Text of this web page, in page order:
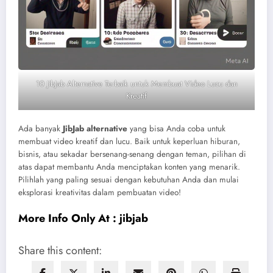
10 JibJab Alternative Terbaik untuk Membuat Video Lucu dan
Kreatif
Ada banyak JibJab alternative yang bisa Anda coba untuk
membuat video kreatif dan lucu. Baik untuk keperluan hiburan,
bisnis, atau sekadar bersenang-senang dengan teman, pilihan di
atas dapat membantu Anda menciptakan konten yang menarik.
Pilihlah yang paling sesuai dengan kebutuhan Anda dan mulai
eksplorasi kreativitas dalam pembuatan video!
More Info Only At : jibjab
Share this content: